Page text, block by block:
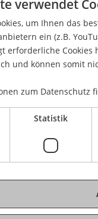
Dr.
erklärt, zum
wird eine
den 12.09.2013
Aperitif vor dem
Brucker. Im
und freuen uns
verwendet
um Ihnen das
ein (z.B.
erforderliche
und können somit
zum Datenschutz
Statistik